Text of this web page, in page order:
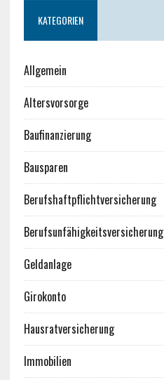
KATEGORIEN
Allgemein
Altersvorsorge
Baufinanzierung
Bausparen
Berufshaftpflichtversicherung
Berufsunfähigkeitsversicherung
Geldanlage
Girokonto
Hausratversicherung
Immobilien